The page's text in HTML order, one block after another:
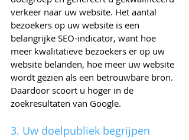
verkeer naar uw website. Het aantal
bezoekers op uw website is een
belangrijke SEO-indicator, want hoe
meer kwalitatieve bezoekers er op uw
website belanden, hoe meer uw website
wordt gezien als een betrouwbare bron.
Daardoor scoort u hoger in de
zoekresultaten van Google.
3. Uw doelpubliek begrijpen